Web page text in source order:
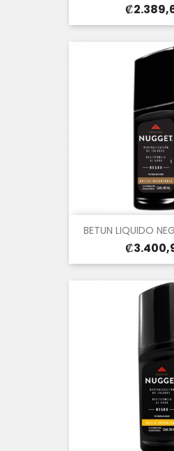
Precio
BETUN LIQUIDO
Precio